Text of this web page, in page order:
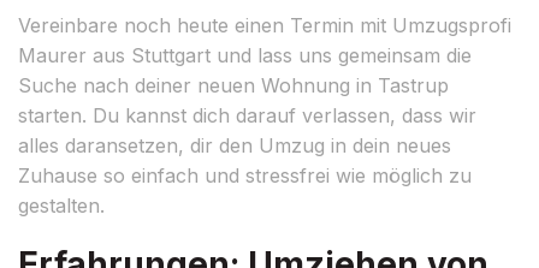
Vereinbare noch heute einen Termin mit Umzugsprofi
Maurer aus Stuttgart und lass uns gemeinsam die
Suche nach deiner neuen Wohnung in Tastrup
starten. Du kannst dich darauf verlassen, dass wir
alles daransetzen, dir den Umzug in dein neues
Zuhause so einfach und stressfrei wie möglich zu
gestalten.